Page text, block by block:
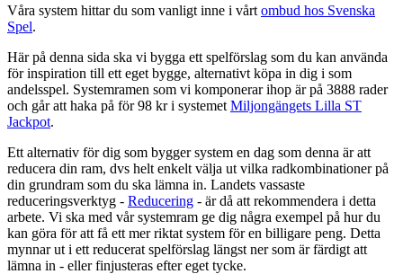
Våra system hittar du som vanligt inne i vårt ombud hos Svenska
Spel.
Här på denna sida ska vi bygga ett spelförslag som du kan använda
för inspiration till ett eget bygge, alternativt köpa in dig i som
andelsspel. Systemramen som vi komponerar ihop är på 3888 rader
och går att haka på för 98 kr i systemet Miljongängets Lilla ST
Jackpot.
Ett alternativ för dig som bygger system en dag som denna är att
reducera din ram, dvs helt enkelt välja ut vilka radkombinationer på
din grundram som du ska lämna in. Landets vassaste
reduceringsverktyg - Reducering - är då att rekommendera i detta
arbete. Vi ska med vår systemram ge dig några exempel på hur du
kan göra för att få ett mer riktat system för en billigare peng. Detta
mynnar ut i ett reducerat spelförslag längst ner som är färdigt att
lämna in - eller finjusteras efter eget tycke.